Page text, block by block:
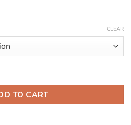
CLEAR
quantity
TO CART